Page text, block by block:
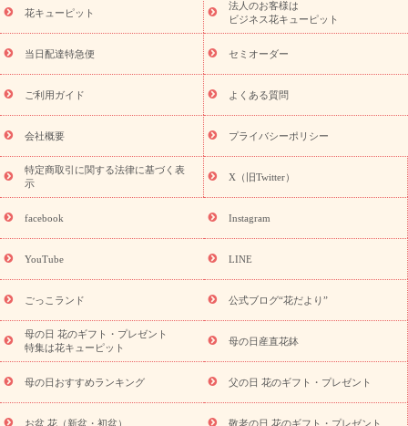
特集
お盆 花（新盆・初盆） 季節のイベント
お盆 花（新
盆・初盆）
お盆 花（新盆・初盆）
お盆・お供え 花とセットギ
フト
お盆・お供え プリザーブドフラワー
ひまわり ギフト・プ
レゼント特集
夏の花贈り・お中元・暑中見舞い 花のギフト特集
敬老の日におくる花ギフト・プレゼント特集
花ギフト・プレゼント特集
敬老の日 花のおすすめランキング
敬
老の日 花鉢植えのギフト・プレゼント特集
敬老の日 花とセットギ
フト・プレゼント特集
敬老の日の花 全てのギフト一覧
キャン
ペーン
映画『ウォーターガーディアンズ』コラボキャンペーン
「きょう誕生日なんです」キャンペーン
誕生日の花を探す
誕生日フラワーギフト 誕生日フラワーギフト特集
(トルコキキョウ)
9月の誕生花(リンドウ)
ら探す
お祝いの花特集 当日配達特急便 お祝い商品一覧
念日
結婚祝い 出産祝い 退院祝い・快気祝い
寿祝い
プチギフト ペットのお祝いフラワー
供え・お悔やみ商品一覧
お供え・お悔やみの花
四十九日法要以
花キューピット
法人のお客様は
ビジネス花キューピット
当日配達特急便 セミオーダー
ご利用ガイド よくある質問
会社概要 プライバシーポリシー
特定商取引に関する法律に基づく表
示
X（旧Twitter）
facebook Instagram
YouTube LINE
ごっこランド 公式ブログ“花だより”
母の日 花のギフト・プレゼント
特集は花キューピット
母の日産直花鉢
母の日おすすめランキング 父の日 花のギフト・プレゼント
お盆 花（新盆・初盆） 敬老の日 花のギフト・プレゼント